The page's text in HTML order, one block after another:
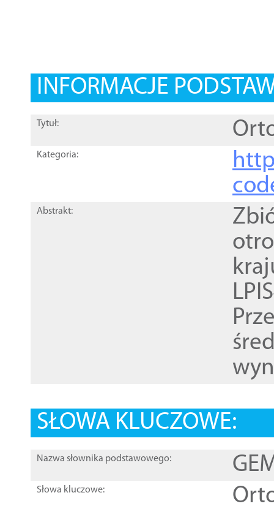
INFORMACJE
Tytuł:
Kategoria:
Abstrakt:
SŁOWA KLUCZOWE:
Nazwa słownika podstawowego:
Słowa kluczowe: